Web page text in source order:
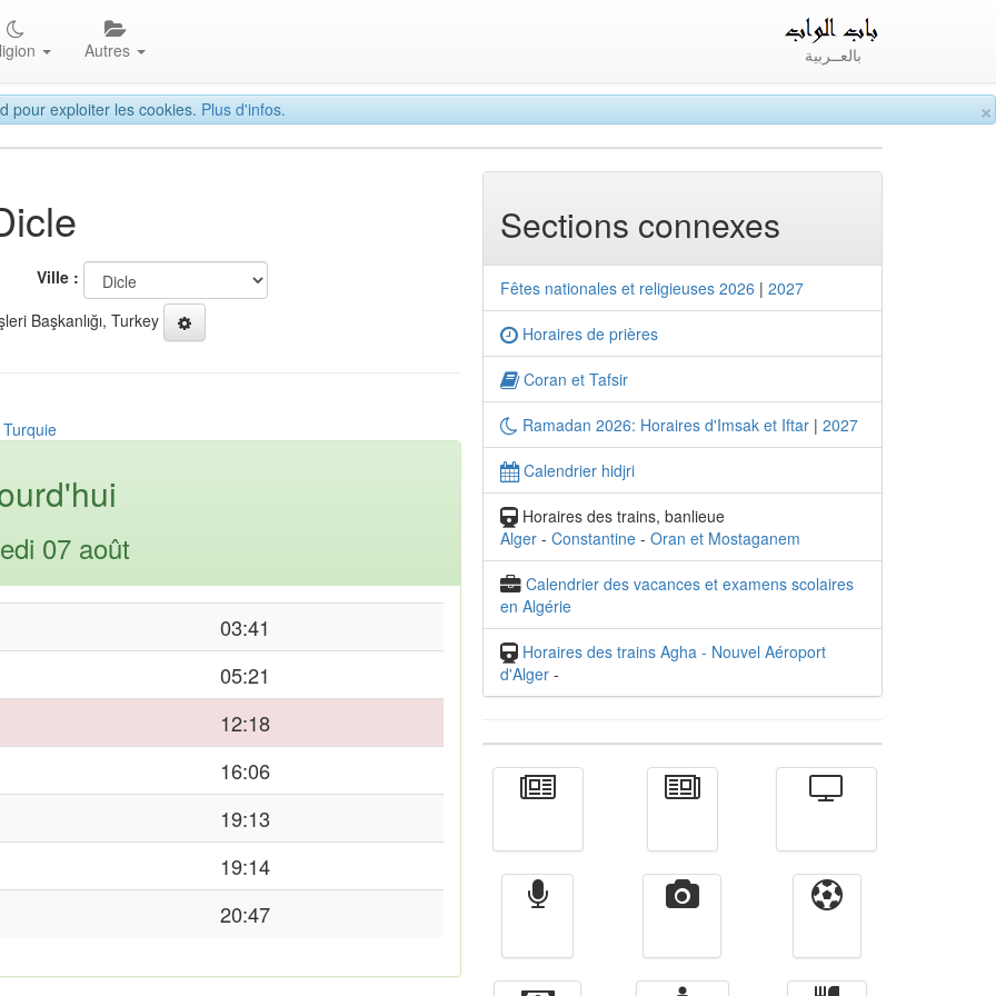
×
pour exploiter les cookies. Plus d'infos.
Autres بالعــربية
Ville :
Başkanlığı, Turkey
07 août
03:41
05:21
12:18
16:06
19:13
19:14
20:47
Sections connexes
Fêtes nationales et religieuses 2026 | 2027
Horaires de prières
Coran et Tafsir
Ramadan 2026: Horaires d'Imsak et Iftar | 2027
Calendrier hidjri
Horaires des trains, banlieue
Alger - Constantine - Oran et Mostaganem
Calendrier des vacances et examens scolaires
en Algérie
Horaires des trains Agha - Nouvel Aéroport
d'Alger -